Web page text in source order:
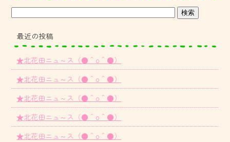
最近の投稿
★北花田ニュ～ス（●＾o＾●）
★北花田ニュ～ス（●＾o＾●）
★北花田ニュ～ス（●＾o＾●）
★北花田ニュ～ス（●＾o＾●）
★北花田ニュ～ス（●＾o＾●）